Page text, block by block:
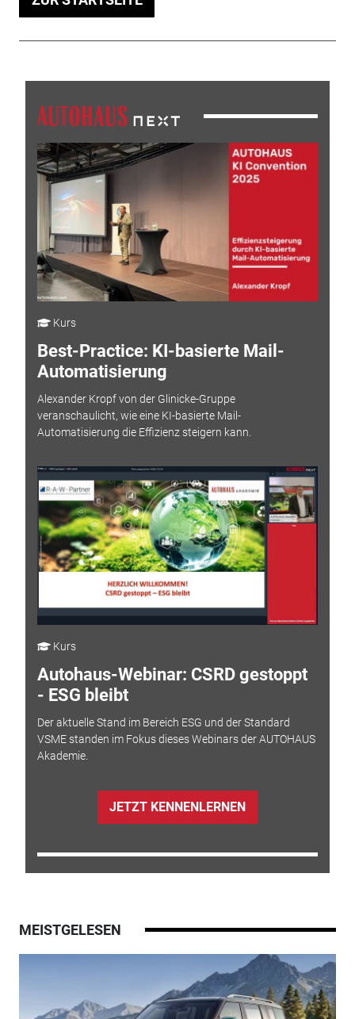
Kurs
Best-Practice: KI-basierte Mail-
Automatisierung
Alexander Kropf von der Glinicke-Gruppe
veranschaulicht, wie eine KI-basierte Mail-
Automatisierung die Effizienz steigern kann.
Kurs
Autohaus-Webinar: CSRD gestoppt
- ESG bleibt
Der aktuelle Stand im Bereich ESG und der Standard
VSME standen im Fokus dieses Webinars der AUTOHAUS
Akademie.
JETZT KENNENLERNEN
MEISTGELESEN